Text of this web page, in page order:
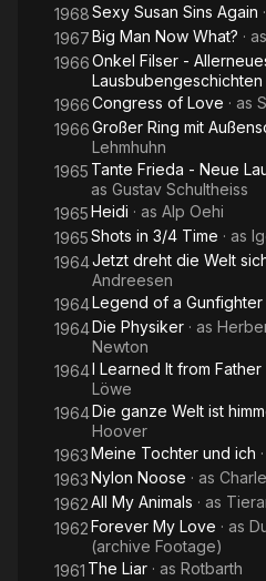
1968Sexy Susan Sins Again
1967Big Man Now What? · as
1966Onkel Filser -
Lausbubengeschichten
1966Congress of Love · as
1966Großer Ring mit
Lehmhuhn
1965 Tante Frieda - Neue
as Gustav Schultheiss
1965Heidi · as Alp Oehi
1965Shots in 3/4 Time · as
1964Jetzt dreht die Welt
Andreesen
1964Legend of a Gunfighter
1964Die Physiker · as
Newton
1964I Learned It from Father
Löwe
1964Die ganze Welt ist
Hoover
1963Meine Tochter und ich
1963Nylon Noose · as
1962All My Animals · as
1962Forever My Love · as
(archive Footage)
1961 The Liar · as Rotbarth